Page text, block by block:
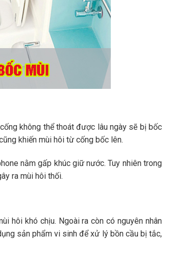
không thể thoát được lâu ngày sẽ bị bốc
khiến mùi hôi từ cống bốc lên.
nằm gấp khúc giữ nước. Tuy nhiên trong
ra mùi hôi thối.
hôi khó chịu. Ngoài ra còn có nguyên nhân
sản phẩm vi sinh để xử lý bồn cầu bị tắc,